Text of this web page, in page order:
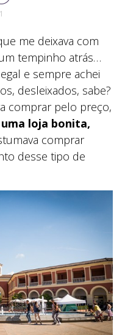
1
me deixava com
tempinho atrás…
e sempre achei
desleixados, sabe?
comprar pelo preço,
loja bonita,
comprar
desse tipo de